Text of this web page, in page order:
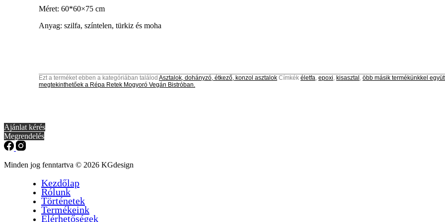
Méret: 60*60×75 cm
Anyag: szilfa, színtelen, türkiz és moha
Ezt a terméket ebben a kategóriában találod Asztalok, dohányzó, étkező, konzol asztalok Címkék életfa epoxi kisasztal öbb másik termékünkkel
megtekinthetőek a Répa Retek Mogyoró Vegán Bistróban.
Ajánlat kérés
Megrendelés
Minden jog fenntartva © 2026 KGdesign
Kezdőlap
Rólunk
Történetek
Termékeink
Elérhetőségek